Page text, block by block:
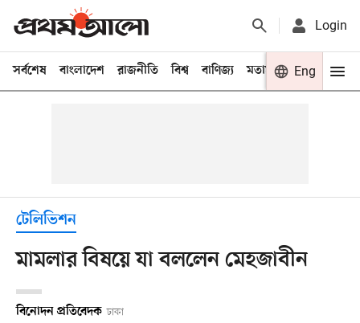
Login
সর্বশেষ বাংলাদেশ রাজনীতি বিশ্ব বাণিজ্য মতামত খেলা
Eng
টেলিভিশন
মামলার বিষয়ে যা বললেন মেহজাবীন
বিনোদন প্রতিবেদক ঢাকা